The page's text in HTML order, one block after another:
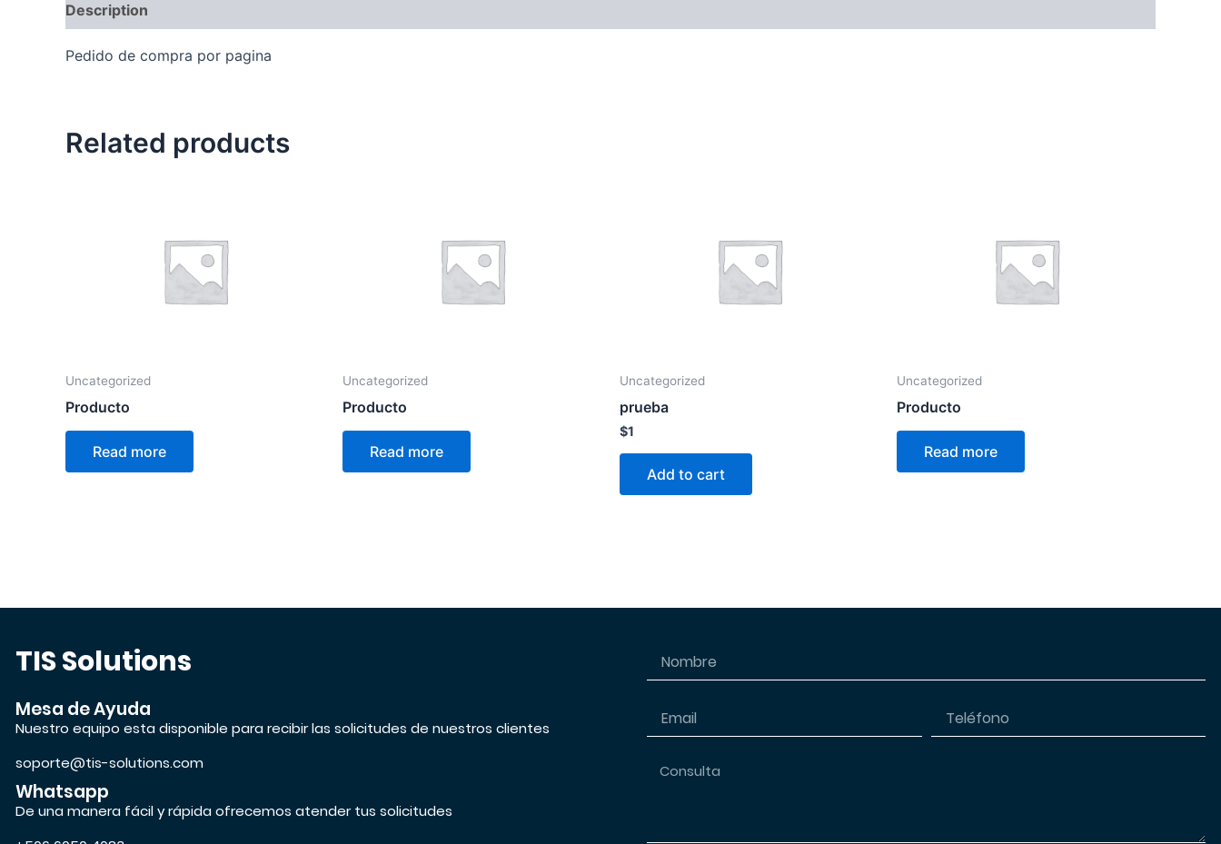
Description
Pedido de compra por pagina
Related products
Uncategorized
Producto
Read more
Uncategorized
Producto
Read more
Uncategorized
prueba
$1
Add to cart
Uncategorized
Producto
Read more
TIS Solutions
Mesa de Ayuda
Nuestro equipo esta disponible para recibir las solicitudes de nuestros clientes
soporte@tis-solutions.com
Whatsapp
De una manera fácil y rápida ofrecemos atender tus solicitudes